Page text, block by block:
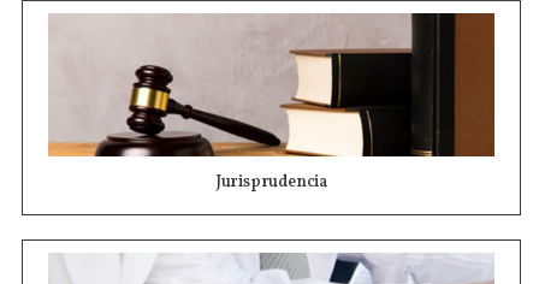
Jurisprudencia